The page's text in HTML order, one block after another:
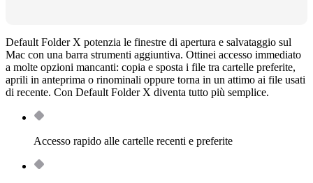
Default Folder X potenzia le finestre di apertura e salvataggio sul
Mac con una barra strumenti aggiuntiva. Ottinei accesso immediato
a molte opzioni mancanti: copia e sposta i file tra cartelle preferite,
aprili in anteprima o rinominali oppure torna in un attimo ai file usati
di recente. Con Default Folder X diventa tutto più semplice.
Accesso rapido alle cartelle recenti e preferite